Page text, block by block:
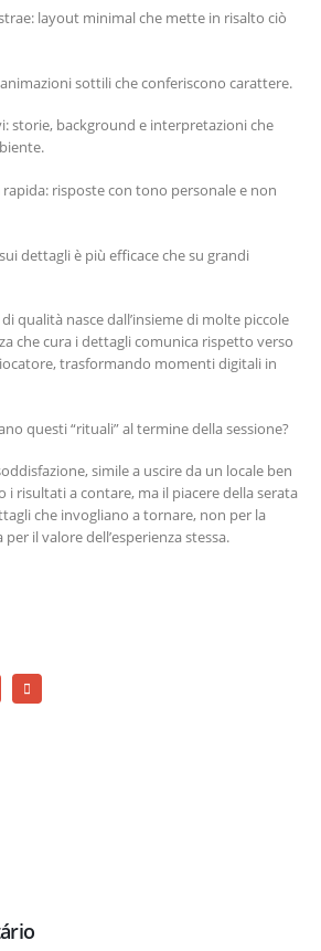
layout minimal che mette in risalto ciò
sottili che conferiscono carattere.
storie, background e interpretazioni che
risposte con tono personale e non
dettagli è più efficace che su grandi
di qualità nasce dall’insieme di molte piccole
che cura i dettagli comunica rispetto verso
trasformando momenti digitali in
questi “rituali” al termine della sessione?
simile a uscire da un locale ben
i risultati a contare, ma il piacere della serata
che invogliano a tornare, non per la
il valore dell’esperienza stessa.